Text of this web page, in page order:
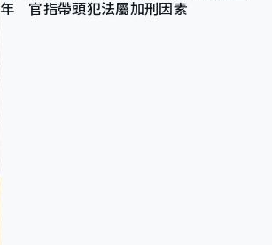
年 官指帶頭犯法屬加刑因素